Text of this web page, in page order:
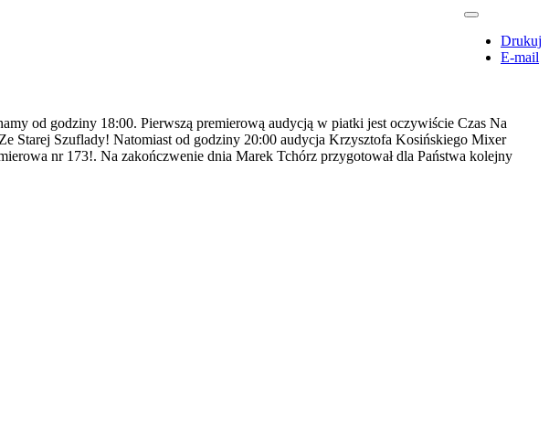
Drukuj
E-mail
od godziny 18:00. Pierwszą premierową audycją w piatki jest oczywiście Czas Na
Starej Szuflady! Natomiast od godziny 20:00 audycja Krzysztofa Kosińskiego Mixer
nr 173!. Na zakończwenie dnia Marek Tchórz przygotował dla Państwa kolejny